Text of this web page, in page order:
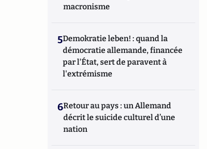
macronisme
5Demokratie leben! : quand la
démocratie allemande, financée
par l'État, sert de paravent à
l'extrémisme
6Retour au pays : un Allemand
décrit le suicide culturel d’une
nation